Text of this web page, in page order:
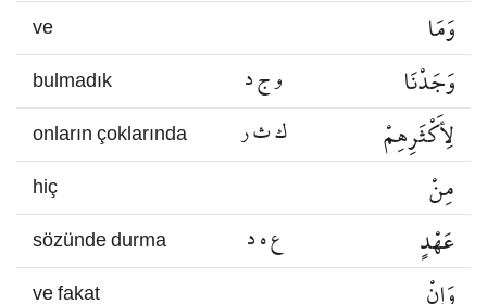
ve وَمَا
bulmadık و ج د وَجَدْنَا
onların çoklarında ك ث ر لِأَكْثَرِهِمْ
hiç مِنْ
sözünde durma ع ه د عَهْدٍ
ve fakat